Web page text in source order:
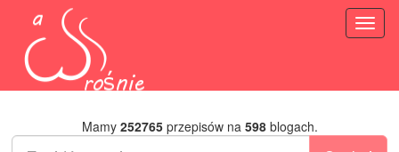
Mamy 252765przepisów na 598blogach.